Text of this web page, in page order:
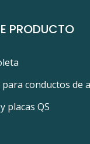
PRODUCTO
conductos de
placas QS